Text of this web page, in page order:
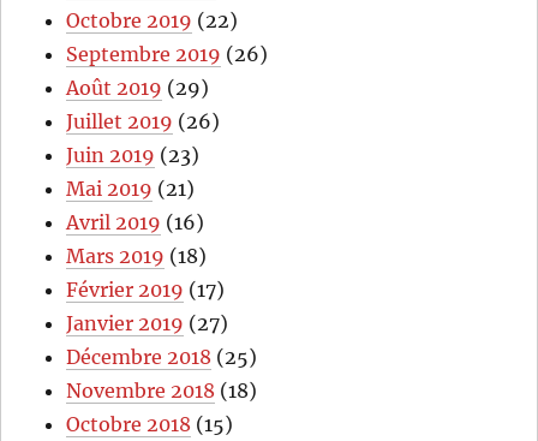
Octobre 2019 (22)
Septembre 2019 (26)
Août 2019 (29)
Juillet 2019 (26)
Juin 2019 (23)
Mai 2019 (21)
Avril 2019 (16)
Mars 2019 (18)
Février 2019 (17)
Janvier 2019 (27)
Décembre 2018 (25)
Novembre 2018 (18)
Octobre 2018 (15)